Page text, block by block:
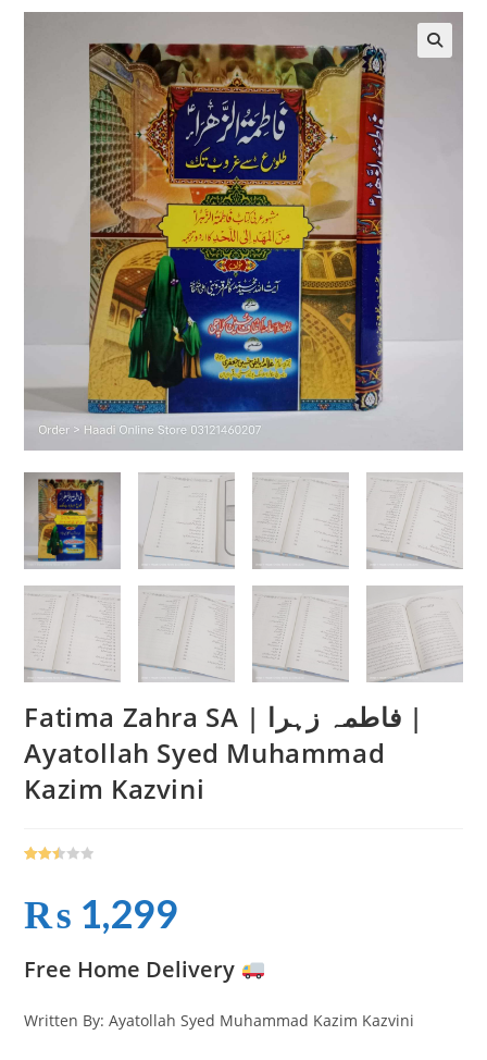
Fatima Zahra SA | فاطمہ زہرا |
Ayatollah Syed Muhammad
Kazim Kazvini
out of
d on
omer
₨ 1,299
Free Home Delivery
Written By: Ayatollah Syed Muhammad Kazim Kazvini